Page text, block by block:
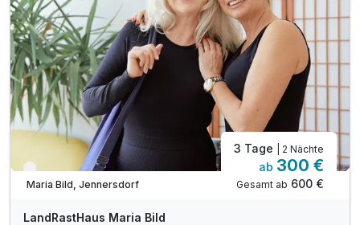
inkl. 15% Rabat auf Lama-Wanderung
inkl. Burgenland Card für zahlreiche Ermäßigungen
***ACHTUNG bei diesen Angebot gibt es spezielle
Kinderpreise - bitte Angebotsbeschreibung beachten
Verfügbar bis Dezember
Maria Bild, Jennersdorf
3 Tage | 2 Nächte
ab 300 €
Gesamt ab 600 €
LandRastHaus Maria Bild